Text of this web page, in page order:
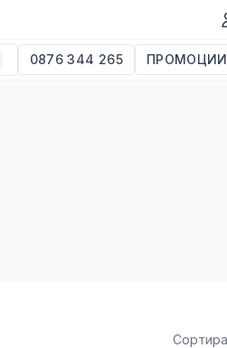
0876 344 265 ПРОМОЦИИ